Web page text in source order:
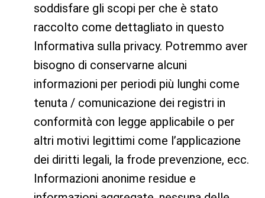
soddisfare gli scopi per che è stato
raccolto come dettagliato in questo
Informativa sulla privacy. Potremmo aver
bisogno di conservarne alcuni
informazioni per periodi più lunghi come
tenuta / comunicazione dei registri in
conformità con legge applicabile o per
altri motivi legittimi come l’applicazione
dei diritti legali, la frode prevenzione, ecc.
Informazioni anonime residue e